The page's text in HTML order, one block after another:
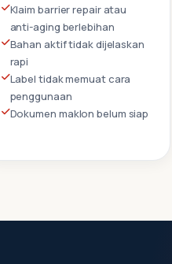
Klaim barrier repair atau
anti-aging berlebihan
Bahan aktif tidak dijelaskan
rapi
Label tidak memuat cara
penggunaan
Dokumen maklon belum siap